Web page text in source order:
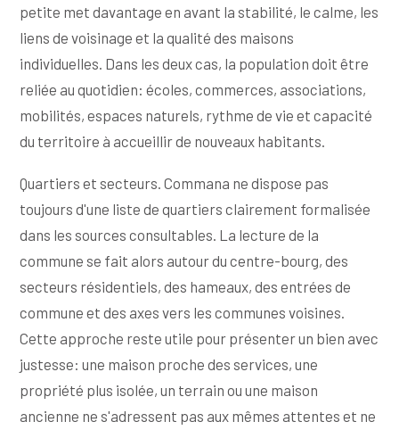
petite met davantage en avant la stabilité, le calme, les
liens de voisinage et la qualité des maisons
individuelles. Dans les deux cas, la population doit être
reliée au quotidien: écoles, commerces, associations,
mobilités, espaces naturels, rythme de vie et capacité
du territoire à accueillir de nouveaux habitants.
Quartiers et secteurs. Commana ne dispose pas
toujours d'une liste de quartiers clairement formalisée
dans les sources consultables. La lecture de la
commune se fait alors autour du centre-bourg, des
secteurs résidentiels, des hameaux, des entrées de
commune et des axes vers les communes voisines.
Cette approche reste utile pour présenter un bien avec
justesse: une maison proche des services, une
propriété plus isolée, un terrain ou une maison
ancienne ne s'adressent pas aux mêmes attentes et ne